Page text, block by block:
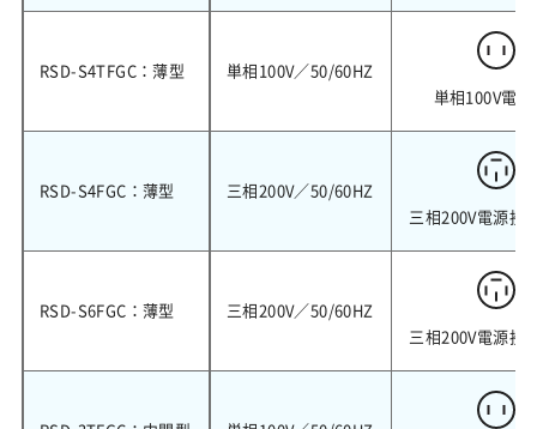
RSD-S4TFGC：薄型
単相100V／50/60HZ
単相100V電源
RSD-S4FGC：薄型
三相200V／50/60HZ
三相200V電源接
RSD-S6FGC：薄型
三相200V／50/60HZ
三相200V電源接